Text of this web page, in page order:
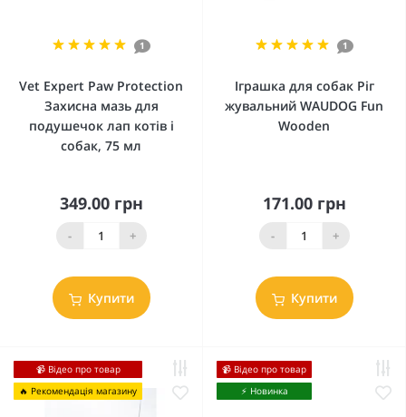
1
Vet Expert Paw Protection
Захисна мазь для
подушечок лап котів і
собак, 75 мл
349.00 грн
- +
Купити
1
Іграшка для собак Ріг
жувальний WAUDOG Fun
Wooden
171.00 грн
- +
Купити
📹 Відео про товар
🔥 Рекомендація магазину
📹 Відео про товар
⚡️ Новинка